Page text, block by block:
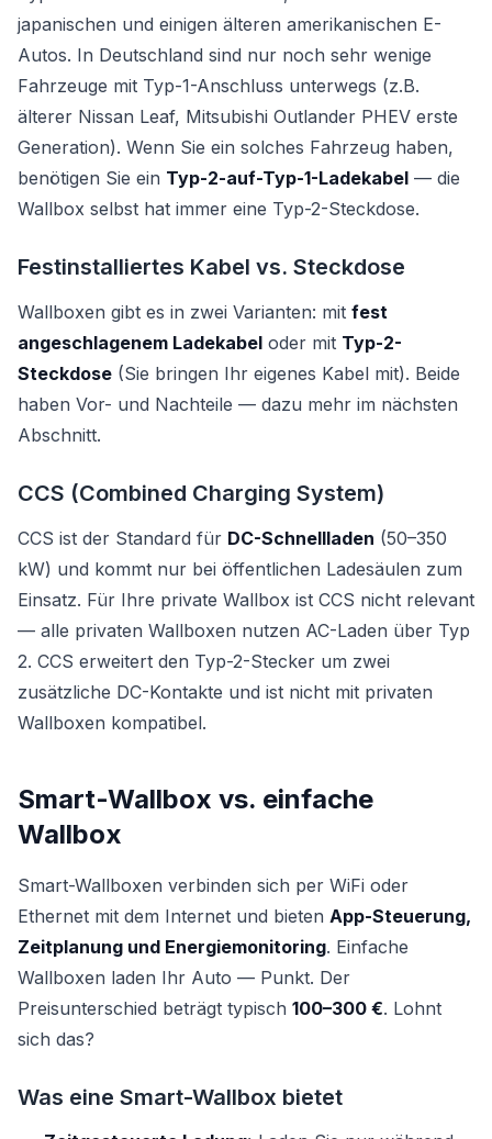
japanischen und einigen älteren amerikanischen E-
Autos. In Deutschland sind nur noch sehr wenige
Fahrzeuge mit Typ-1-Anschluss unterwegs (z.B.
älterer Nissan Leaf, Mitsubishi Outlander PHEV erste
Generation). Wenn Sie ein solches Fahrzeug haben,
benötigen Sie ein Typ-2-auf-Typ-1-Ladekabel — die
Wallbox selbst hat immer eine Typ-2-Steckdose.
Festinstalliertes Kabel vs. Steckdose
Wallboxen gibt es in zwei Varianten: mit fest
angeschlagenem Ladekabel oder mit Typ-2-
Steckdose (Sie bringen Ihr eigenes Kabel mit). Beide
haben Vor- und Nachteile — dazu mehr im nächsten
Abschnitt.
CCS (Combined Charging System)
CCS ist der Standard für DC-Schnellladen (50–350
kW) und kommt nur bei öffentlichen Ladesäulen zum
Einsatz. Für Ihre private Wallbox ist CCS nicht relevant
— alle privaten Wallboxen nutzen AC-Laden über Typ
2. CCS erweitert den Typ-2-Stecker um zwei
zusätzliche DC-Kontakte und ist nicht mit privaten
Wallboxen kompatibel.
Smart-Wallbox vs. einfache
Wallbox
Smart-Wallboxen verbinden sich per WiFi oder
Ethernet mit dem Internet und bieten App-Steuerung,
Zeitplanung und Energiemonitoring. Einfache
Wallboxen laden Ihr Auto — Punkt. Der
Preisunterschied beträgt typisch 100–300 €. Lohnt
sich das?
Was eine Smart-Wallbox bietet